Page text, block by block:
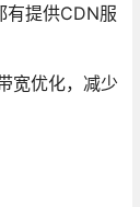
有提供CDN服
宽优化，减少